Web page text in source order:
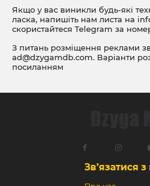
Якщо у вас виникли будь-які
ласка, напишіть нам листа на
скористайтеся Telegram за
З питань розміщення реклами
ad@dzygamdb.com. Варіанти
посиланням
Зв’язатися